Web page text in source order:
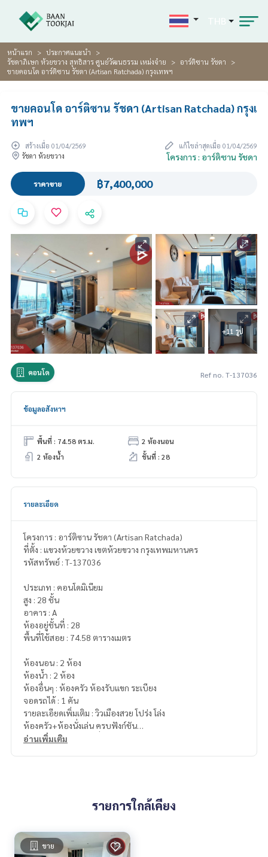
หน้าแรก
ประกาศแนะนำ
รัชดาภิเษก ห้วยขวาง สุทธิสาร ศูนย์วัฒนธรรม เหม่งจ๋าย
อาร์ติซาน รัชดา
ขายคอนโด อาร์ติซาน รัชดา (Artisan Ratchada) กรุงเทพฯ
ขายคอนโด อาร์ติซาน รัชดา (Artisan Ratchada) กรุงเ
ทพฯ
สร้างเมื่อ 01/04/2569
แก้ไขล่าสุดเมื่อ 01/04/2569
รัชดา ห้วยขวาง
โครงการ : อาร์ติซาน รัชดา
ราคาขาย ฿7,400,000
+11 รูป
คอนโด Ref no. T-137036
ข้อมูลอสังหาฯ
พื้นที่ : 74.58 ตร.ม.
2 ห้องนอน
2 ห้องน้ำ
ชั้นที่ : 28
รายละเอียด
โครงการ : อาร์ติซาน รัชดา (Artisan Ratchada)
ที่ตั้ง : แขวงห้วยขวาง เขตห้วยขวาง กรุงเทพมหานคร
รหัสทรัพย์ : T-137036
ประเภท : คอนโดมิเนียม
สูง : 28 ชั้น
อาคาร : A
ห้องอยู่ชั้นที่ : 28
พื้นที่ใช้สอย : 74.58 ตารางเมตร
ห้องนอน : 2 ห้อง
ห้องน้ำ : 2 ห้อง
ห้องอื่นๆ : ห้องครัว ห้องรับแขก ระเบียง
จอดรถได้ : 1 คัน
รายละเอียดเพิ่มเติม : วิวเมืองสวย โปร่ง โล่ง
ห้องครัว+ห้องนั่งเล่น ครบฟังก์ชัน
เฟอร์นิเจอร์+แอร์+เครื่องใช้ไฟฟ้าครบ พร้อมเข้าอยู่ทันที
ซื้ออยู่เองก็คุ้ม ปล่อยเช่าก็ได้ผลตอบแทนดี
ลงทุนระยะยาว มีโอกาสเติบโตสูง
สิ่งอำนวยความสะดวกครบครัน
ฟิตเนสทันสมัย
อ่านเพิ่มเติม
รายการใกล้เคียง
ขาย